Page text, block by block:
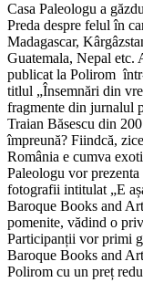
Casa Paleologu a
Preda despre felul în
Madagascar,
Guatemala, Nepal etc.
publicat la Polirom
titlul „Însemnări din
fragmente din jurnalul
Traian Băsescu din
împreună? Fiindcă,
România e cumva
Paleologu vor
fotografii intitulat „E
Baroque Books and
pomenite, vădind o
Participanții vor primi
Baroque Books and
Polirom cu un preț